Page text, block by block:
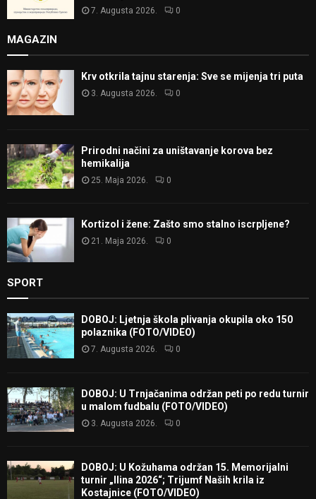
7. Augusta 2026. 0
MAGAZIN
Krv otkrila tajnu starenja: Sve se mijenja tri puta
3. Augusta 2026. 0
Prirodni načini za uništavanje korova bez
hemikalija
25. Maja 2026. 0
Kortizol i žene: Zašto smo stalno iscrpljene?
21. Maja 2026. 0
SPORT
DOBOJ: Ljetnja škola plivanja okupila oko 150
polaznika (FOTO/VIDEO)
7. Augusta 2026. 0
DOBOJ: U Trnjačanima održan peti po redu turnir
u malom fudbalu (FOTO/VIDEO)
3. Augusta 2026. 0
DOBOJ: U Kožuhama održan 15. Memorijalni
turnir „Ilina 2026“; Trijumf Naših krila iz
Kostajnice (FOTO/VIDEO)